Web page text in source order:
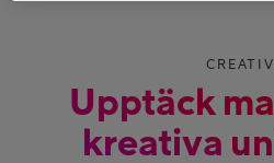
Upptäck
kreativa